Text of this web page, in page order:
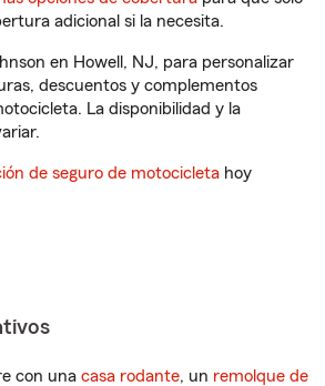
adicional si la necesita.
en Howell, NJ, para personalizar
descuentos y complementos
La disponibilidad y la
de seguro de motocicleta hoy
con una casa rodante, un remolque de